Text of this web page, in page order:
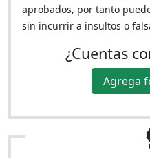
aprobados, por tanto
sin incurrir a insultos o
¿Cuentas
Agrega